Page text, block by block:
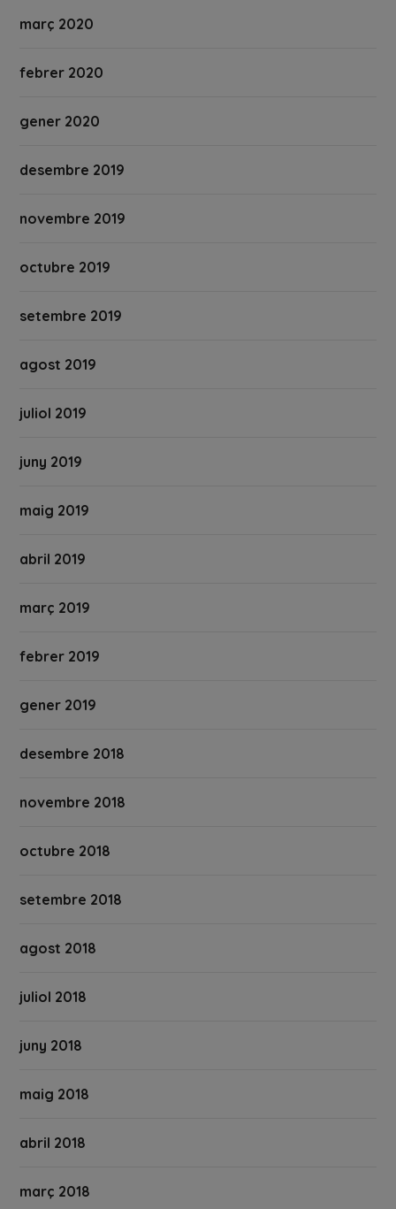
març 2020
febrer 2020
gener 2020
desembre 2019
novembre 2019
octubre 2019
setembre 2019
agost 2019
juliol 2019
juny 2019
maig 2019
abril 2019
març 2019
febrer 2019
gener 2019
desembre 2018
novembre 2018
octubre 2018
setembre 2018
agost 2018
juliol 2018
juny 2018
maig 2018
abril 2018
març 2018